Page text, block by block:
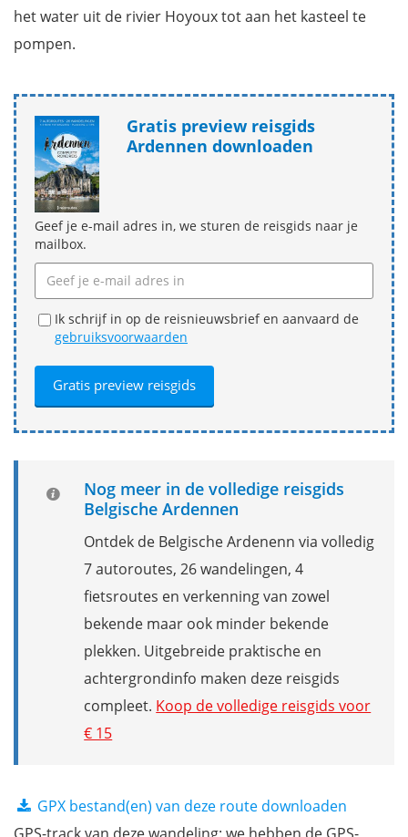
het water uit de rivier Hoyoux tot aan het kasteel te
pompen.
Gratis preview reisgids
Ardennen downloaden
Geef je e-mail adres in, we sturen de reisgids naar je
mailbox.
Ik schrijf in op de reisnieuwsbrief en aanvaard de
gebruiksvoorwaarden
Nog meer in de volledige reisgids
Belgische Ardennen
Ontdek de Belgische Ardenenn via volledig
7 autoroutes, 26 wandelingen, 4
fietsroutes en verkenning van zowel
bekende maar ook minder bekende
plekken. Uitgebreide praktische en
achtergrondinfo maken deze reisgids
compleet. Koop de volledige reisgids voor
€ 15
GPX bestand(en) van deze route downloaden
GPS-track van deze wandeling: we hebben de GPS-